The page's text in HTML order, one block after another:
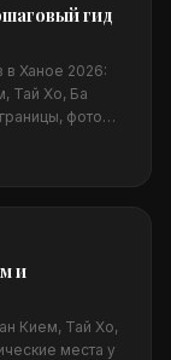
гид
в Ханое 2026:
Тай Хо, Ба
фото
и
и
Кием, Тай Хо,
места у